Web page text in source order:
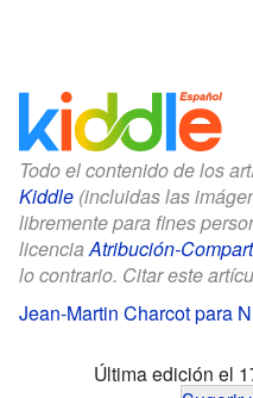
Todo el contenido de los
Kiddle (incluidas las
libremente para fines
licenciaAtribución-
lo contrario. Citar este
Jean-Martin Charcot para
Última edición el